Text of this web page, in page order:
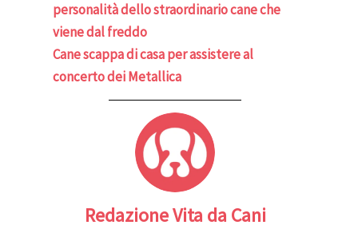
personalità dello straordinario cane che
viene dal freddo
Cane scappa di casa per assistere al
concerto dei Metallica
Redazione Vita da Cani